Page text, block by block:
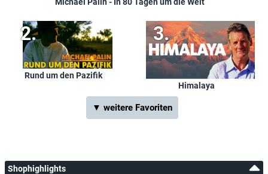
Rund um den Pazifik
Himalaya
▼ weitere Favoriten
Shophighlights